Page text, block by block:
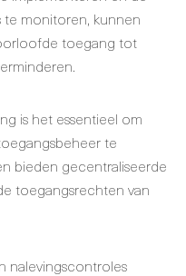
te monitoren, kunnen
toegang tot
is het essentieel om
te
bieden gecentraliseerde
toegangsrechten van
nalevingscontroles